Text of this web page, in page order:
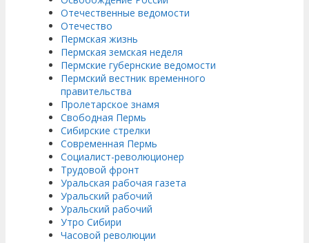
Отечественные ведомости
Отечество
Пермская жизнь
Пермская земская неделя
Пермские губернские ведомости
Пермский вестник временного
правительства
Пролетарское знамя
Свободная Пермь
Сибирские стрелки
Современная Пермь
Социалист-революционер
Трудовой фронт
Уральская рабочая газета
Уральский рабочий
Уральский рабочий
Утро Сибири
Часовой революции